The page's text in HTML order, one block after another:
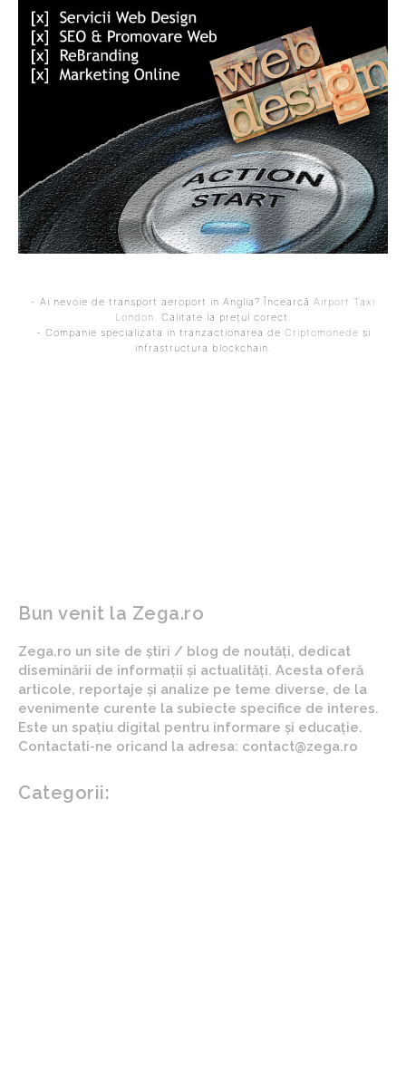
- Ai nevoie de transport aeroport in Anglia? Încearcă Airport Taxi
London . Calitate la prețul corect.
- Companie specializata in tranzactionarea de Criptomonede si
infrastructura blockchain.
Bun venit la Zega.ro
Zega.ro un site de știri / blog de noutăți, dedicat
diseminării de informații și actualități. Acesta oferă
articole, reportaje și analize pe teme diverse, de la
evenimente curente la subiecte specifice de interes.
Este un spațiu digital pentru informare și educație.
Contactati-ne oricand la adresa: contact@zega.ro
Categorii: